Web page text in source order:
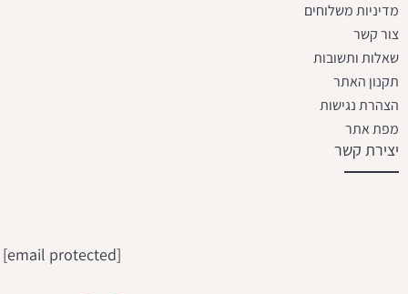
מדיניות משלוחים
צור קשר
שאלות ותשובות
תקנון האתר
הצהרת נגישות
מפת אתר
יצירת קשר
[email protected]